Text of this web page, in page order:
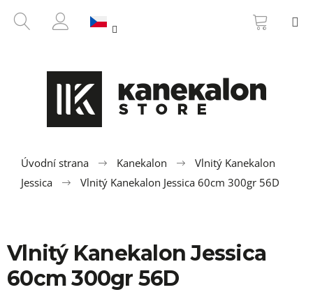
HLEDAT
PŘIHLÁŠENÍ
KOŠÍK
Úvodní strana Kanekalon
Vlnitý Kanekalon
Jessica
Vlnitý Kanekalon Jessica 60cm 300gr 56D
Vlnitý Kanekalon Jessica
60cm 300gr 56D
ZPĚT
ZPĚT
e
e
t